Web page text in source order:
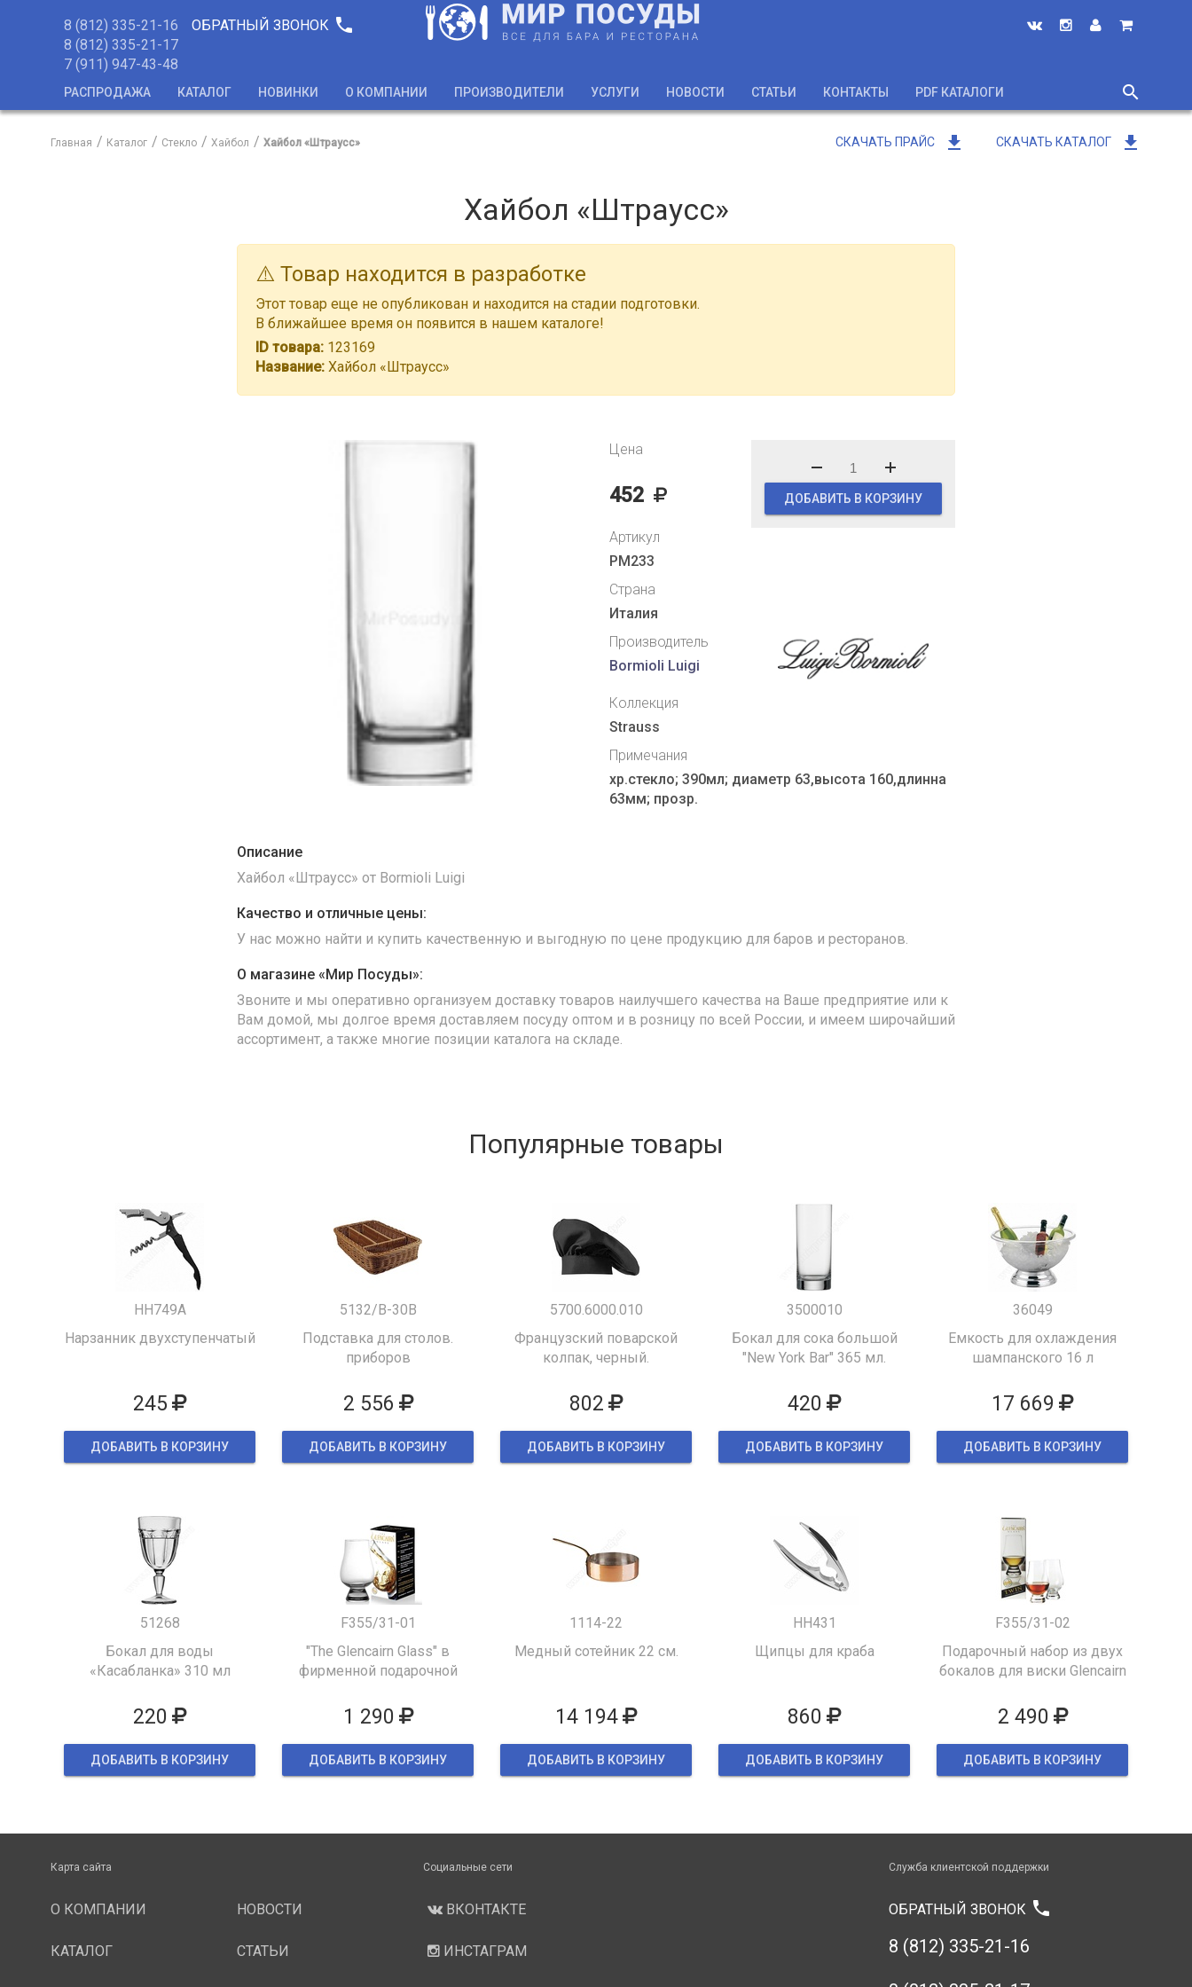
8 (812) 335-21-16
8 (812) 335-21-17
7 (911) 947-43-48
ОБРАТНЫЙ ЗВОНОК phone
РАСПРОДАЖА КАТАЛОГ НОВИНКИ О КОМПАНИИ ПРОИЗВОДИТЕЛИ УСЛУГИ НОВОСТИ СТАТЬИ КОНТАКТЫ PDF КАТАЛОГИ
search
close
СКАЧАТЬ ПРАЙС get_app СКАЧАТЬ КАТАЛОГ get_app
Главная Каталог Стекло Хайбол Хайбол «Штраусс»
Хайбол «Штраусс»
⚠️ Товар находится в разработке
Этот товар еще не опубликован и находится на стадии подготовки.
В ближайшее время он появится в нашем каталоге!
ID товара: 123169
Название: Хайбол «Штраусс»
Цена
452 ДОБАВИТЬ В КОРЗИНУ
Артикул
PM233
Страна
Италия
Производитель
Bormioli Luigi
Коллекция
Strauss
Примечания
хр.стекло; 390мл; диаметр 63,высота 160,длинна
63мм; прозр.
Описание
Хайбол «Штраусс» от Bormioli Luigi
Качество и отличные цены:
У нас можно найти и купить качественную и выгодную по цене продукцию для баров и ресторанов.
О магазине «Мир Посуды»:
Звоните и мы оперативно организуем доставку товаров наилучшего качества на Ваше предприятие или к
Вам домой, мы долгое время доставляем посуду оптом и в розницу по всей России, и имеем широчайший
ассортимент, а также многие позиции каталога на складе.
Популярные товары
HH749A
Нарзанник двухступенчатый
245
ДОБАВИТЬ В КОРЗИНУ
5132/B-30B
Подставка для столов.
приборов
2 556
ДОБАВИТЬ В КОРЗИНУ
5700.6000.010
Французский поварской
колпак, черный.
802
ДОБАВИТЬ В КОРЗИНУ
3500010
Бокал для сока большой
"New York Bar" 365 мл.
420
ДОБАВИТЬ В КОРЗИНУ
36049
Емкость для охлаждения
шампанского 16 л
17 669
ДОБАВИТЬ В КОРЗИНУ
51268
Бокал для воды
«Касабланка» 310 мл
220
ДОБАВИТЬ В КОРЗИНУ
F355/31-01
"The Glencairn Glass" в
фирменной подарочной
1 290
ДОБАВИТЬ В КОРЗИНУ
1114-22
Медный сотейник 22 см.
14 194
ДОБАВИТЬ В КОРЗИНУ
HH431
Щипцы для краба
860
ДОБАВИТЬ В КОРЗИНУ
F355/31-02
Подарочный набор из двух
бокалов для виски Glencairn
2 490
ДОБАВИТЬ В КОРЗИНУ
Карта сайта
О КОМПАНИИ
КАТАЛОГ
НОВОСТИ
СТАТЬИ
Социальные сети
ВКОНТАКТЕ
ИНСТАГРАМ
Служба клиентской поддержки
ОБРАТНЫЙ ЗВОНОК phone
8 (812) 335-21-16